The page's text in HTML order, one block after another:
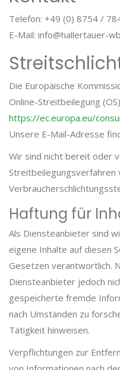
Telefon: +49 (0) 8754 /
E-Mail: info@hallertauer-
Die Europäische
Online-Streitbeilegung
https://ec.europa.eu/
Unsere E-Mail-Adresse
Wir sind nicht bereit oder
Streitbeilegungsverfahren
Haftung für
Als Diensteanbieter sind
eigene Inhalte auf diesen
Gesetzen verantwortlich.
Diensteanbieter jedoch
gespeicherte fremde
nach Umständen zu
Tätigkeit hinweisen.
Verpflichtungen zur